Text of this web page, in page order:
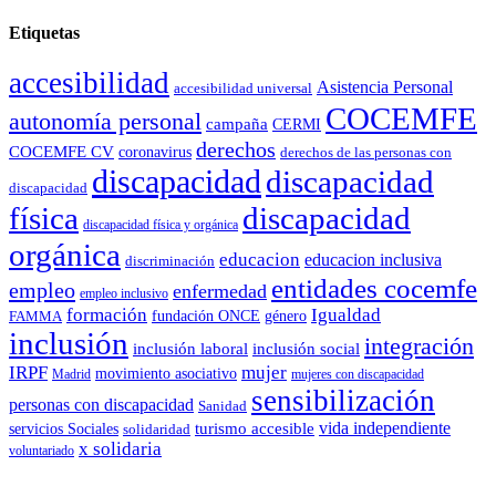
Etiquetas
accesibilidad accesibilidad universal Asistencia Personal
autonomía personal campaña CERMI COCEMFE
COCEMFE CV coronavirus derechos derechos de las personas con
discapacidad discapacidad discapacidad
física discapacidad física y orgánica discapacidad
orgánica discriminación educacion educacion inclusiva
empleo empleo inclusivo enfermedad entidades cocemfe
FAMMA formación fundación ONCE género Igualdad
inclusión inclusión laboral inclusión social integración
IRPF Madrid movimiento asociativo mujer mujeres con discapacidad
personas con discapacidad Sanidad sensibilización
servicios Sociales solidaridad turismo accesible vida independiente
voluntariado x solidaria